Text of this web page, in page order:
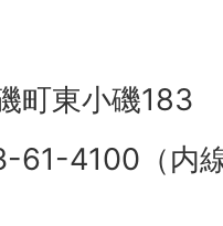
町東小磯183
61-4100（内